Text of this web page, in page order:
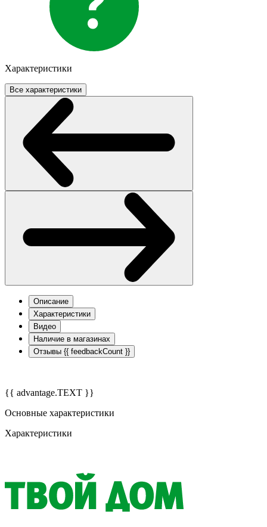
Характеристики
Все характеристики
Описание
Характеристики
Видео
Наличие в магазинах
Отзывы {{ feedbackCount }}
{{ advantage.TEXT }}
Основные характеристики
Характеристики